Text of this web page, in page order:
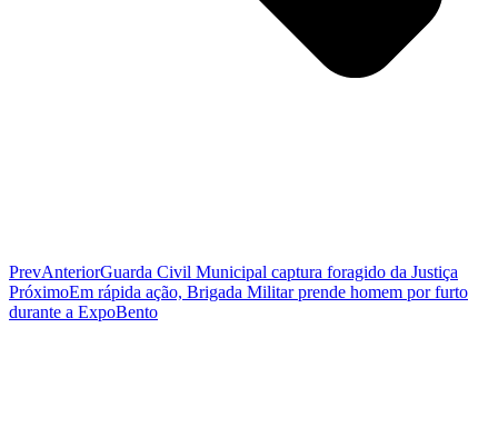
PrevAnteriorGuarda Civil Municipal captura foragido da Justiça
PróximoEm rápida ação, Brigada Militar prende homem por furto
durante a ExpoBento